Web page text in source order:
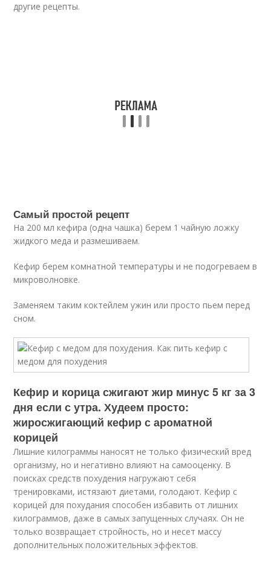
другие рецепты.
Самый простой рецепт
На 200 мл кефира (одна чашка) берем 1 чайную ложку
жидкого меда и размешиваем.
Кефир берем комнатной температуры и не подогреваем в
микроволновке.
Заменяем таким коктейлем ужин или просто пьем перед
сном.
Кефир и корица сжигают жир минус 5 кг за 3
дня если с утра. Худеем просто:
жиросжигающий кефир с ароматной
корицей
Лишние килограммы наносят не только физический вред
организму, но и негативно влияют на самооценку. В
поисках средств похудения нагружают себя
тренировками, истязают диетами, голодают. Кефир с
корицей для похудания способен избавить от лишних
килограммов, даже в самых запущенных случаях. Он не
только возвращает стройность, но и несет массу
дополнительных положительных эффектов.